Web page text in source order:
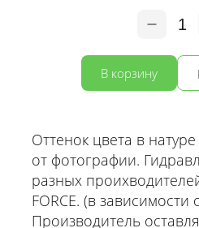
1
В корзину
Оттенок цвета в
от фотографии.
разных
FORCE. (в зависимости
Производитель